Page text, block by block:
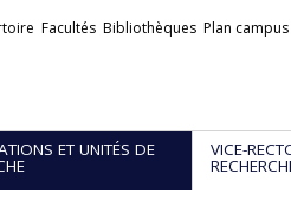
Facultés Bibliothèques Plan campus
ET UNITÉS DE VICE-